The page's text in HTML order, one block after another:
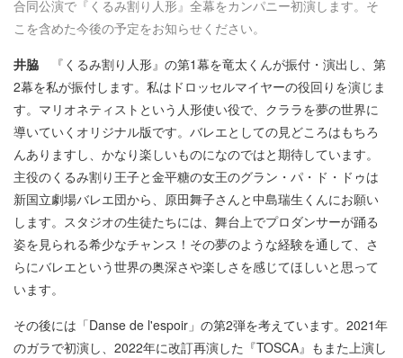
合同公演で『くるみ割り人形』全幕をカンパニー初演します。そ
こを含めた今後の予定をお知らせください。
井脇
『くるみ割り人形』の第1幕を竜太くんが振付・演出し、第
2幕を私が振付します。私はドロッセルマイヤーの役回りを演じま
す。マリオネティストという人形使い役で、クララを夢の世界に
導いていくオリジナル版です。バレエとしての見どころはもちろ
んありますし、かなり楽しいものになのではと期待しています。
主役のくるみ割り王子と金平糖の女王のグラン・パ・ド・ドゥは
新国立劇場バレエ団から、原田舞子さんと中島瑞生くんにお願い
します。スタジオの生徒たちには、舞台上でプロダンサーが踊る
姿を見られる希少なチャンス！その夢のような経験を通して、さ
らにバレエという世界の奥深さや楽しさを感じてほしいと思って
います。
その後には「Danse de l'espoir」の第2弾を考えています。2021年
のガラで初演し、2022年に改訂再演した『TOSCA』もまた上演し